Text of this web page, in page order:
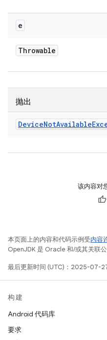
e
Throwable
抛出
DeviceNotAvailable
该内容对
本页面上的内容和代码示例受内容
OpenJDK 是 Oracle 和/或其关联公
最后更新时间 (UTC)：2025-07-27
构建
Android 代码库
要求